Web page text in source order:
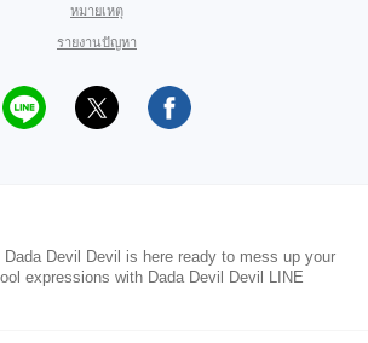
หมายเหตุ
รายงานปัญหา
Devil Devil is here ready to mess up your
expressions with Dada Devil Devil LINE